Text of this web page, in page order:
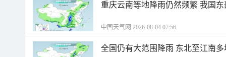
重庆云南等地降雨仍然频繁 我国
中国天气网 2026-08-04 07:56
全国仍有大范围降雨 东北至江南